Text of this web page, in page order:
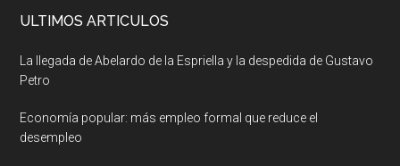
ULTIMOS ARTICULOS
La llegada de Abelardo de la Espriella y la despedida de Gustavo
Petro
Economía popular: más empleo formal que reduce el
desempleo